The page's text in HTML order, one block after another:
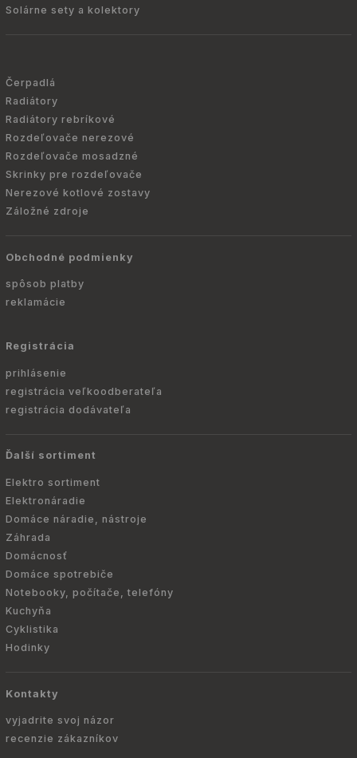
Solárne sety a kolektory
Čerpadlá
Radiátory
Radiátory rebríkové
Rozdeľovače nerezové
Rozdeľovače mosadzné
Skrinky pre rozdeľovače
Nerezové kotlové zostavy
Záložné zdroje
Obchodné podmienky
spôsob platby
reklamácie
Registrácia
prihlásenie
registrácia veľkoodberateľa
registrácia dodávateľa
Ďalší sortiment
Elektro sortiment
Elektronáradie
Domáce náradie, nástroje
Záhrada
Domácnosť
Domáce spotrebiče
Notebooky, počítače, telefóny
Kuchyňa
Cyklistika
Hodinky
Kontakty
vyjadrite svoj názor
recenzie zákazníkov